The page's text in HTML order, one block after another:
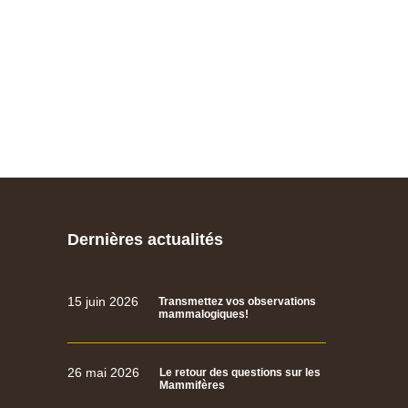
Dernières actualités
15 juin 2026
Transmettez vos observations
mammalogiques!
26 mai 2026
Le retour des questions sur les
Mammifères